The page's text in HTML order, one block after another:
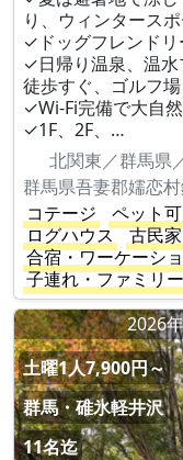
り、ウィンタース
✓ドッグフレンド
✓日帰り温泉、温
徒歩すぐ、ゴルフ
✓Wi-Fi完備で大自
✓1F、2F、…
北関東／群馬県
群馬県吾妻郡嬬恋
コテージ
ペット可
ログハウス
古民家
合宿・ワーケーシ
子連れ・ファミリー
2026
土曜1人7,900円～
群馬・碓氷軽井沢
11名迄